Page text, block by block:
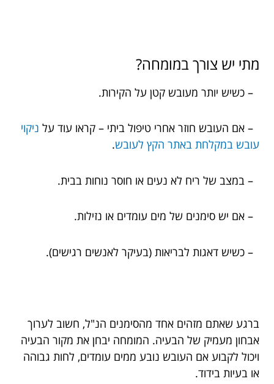
מתי יש צורך במומחה?
– כשיש יותר מעובש קטן על הקירות.
– אם העובש חוזר אחרי טיפול ביתי – קראו עוד על ניקוי
עובש במקלחת באתר הקץ לעובש.
– במצב של ריח לא נעים או חוסר נוחות בבית.
– אם יש סימנים של מים עומדים או נזילות.
– כשיש דאגות לבריאות (בעיקר לאנשים רגישים).
ברגע שאתם מזהים אחד מהסימנים הנ"ל, חשוב לערוך
אבחון מעמיק של הבעיה. המומחה יבחן את מקור הבעיה
ויכול לקבוע אם העובש נובע ממים עומדים, לחות גבוהה
או בעיות בידוד.